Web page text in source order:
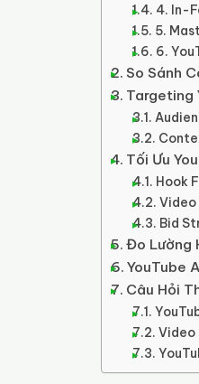
4. In-
5.
6.
So Sánh
Targeting
Tối Ưu
Hook
Bid
Đo Lường
YouTube
Câu Hỏi
Video